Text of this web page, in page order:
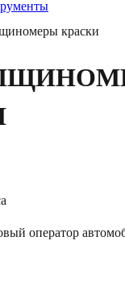
краски
оператор